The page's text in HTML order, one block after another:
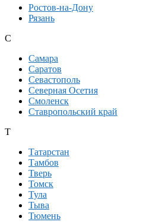
Ростов-на-Дону
Рязань
С
Самара
Саратов
Севастополь
Северная Осетия
Смоленск
Ставропольский край
Т
Татарстан
Тамбов
Тверь
Томск
Тула
Тыва
Тюмень